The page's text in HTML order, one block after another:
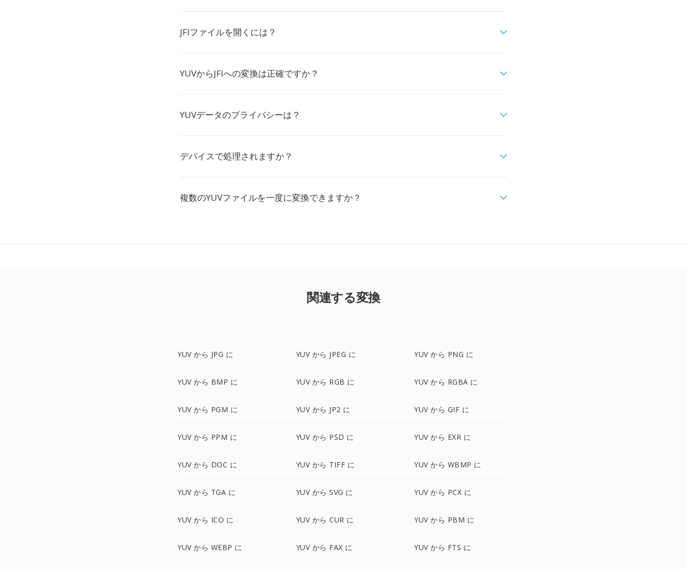
JFIファイルを開くには？
YUVからJFIへの変換は正確ですか？
YUVデータのプライバシーは？
デバイスで処理されますか？
複数のYUVファイルを一度に変換できますか？
関連する変換
YUV から JPG に YUV から JPEG に YUV から PNG に
YUV から BMP に YUV から RGB に YUV から RGBA に
YUV から PGM に YUV から JP2 に YUV から GIF に
YUV から PPM に YUV から PSD に YUV から EXR に
YUV から DOC に YUV から TIFF に YUV から WBMP に
YUV から TGA に YUV から SVG に YUV から PCX に
YUV から ICO に YUV から CUR に YUV から PBM に
YUV から WEBP に YUV から FAX に YUV から FTS に